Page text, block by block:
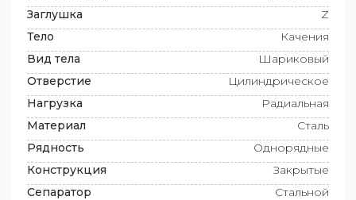
Заглушка
Z
Тело
Качения
Вид тела
Шариковый
Отверстие
Цилиндрическое
Нагрузка
Радиальная
Материал
Сталь
Рядность
Однорядные
Конструкция
Закрытые
Сепаратор
Стальной